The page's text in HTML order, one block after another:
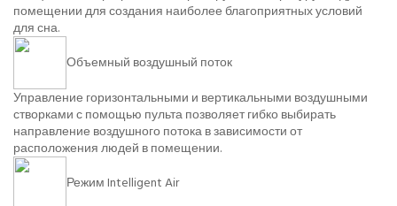
помещении для создания наиболее благоприятных условий
для сна.
Объемный воздушный поток
Управление горизонтальными и вертикальными воздушными
створками с помощью пульта позволяет гибко выбирать
направление воздушного потока в зависимости от
расположения людей в помещении.
Режим Intelligent Air